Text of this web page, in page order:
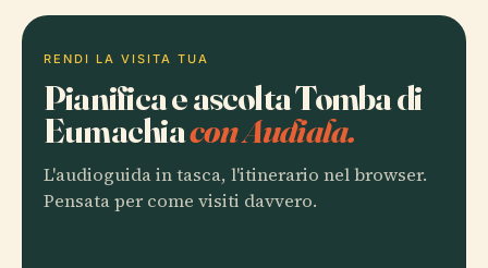
RENDI LA VISITA TUA
Pianifica e ascolta Tomba di
Eumachiacon Audiala.
L'audioguida in tasca, l'itinerario nel browser.
Pensata per come visiti davvero.